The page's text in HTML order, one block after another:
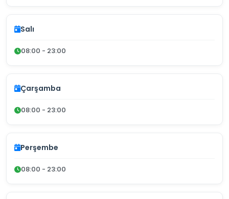
Salı
08:00 - 23:00
Çarşamba
08:00 - 23:00
Perşembe
08:00 - 23:00